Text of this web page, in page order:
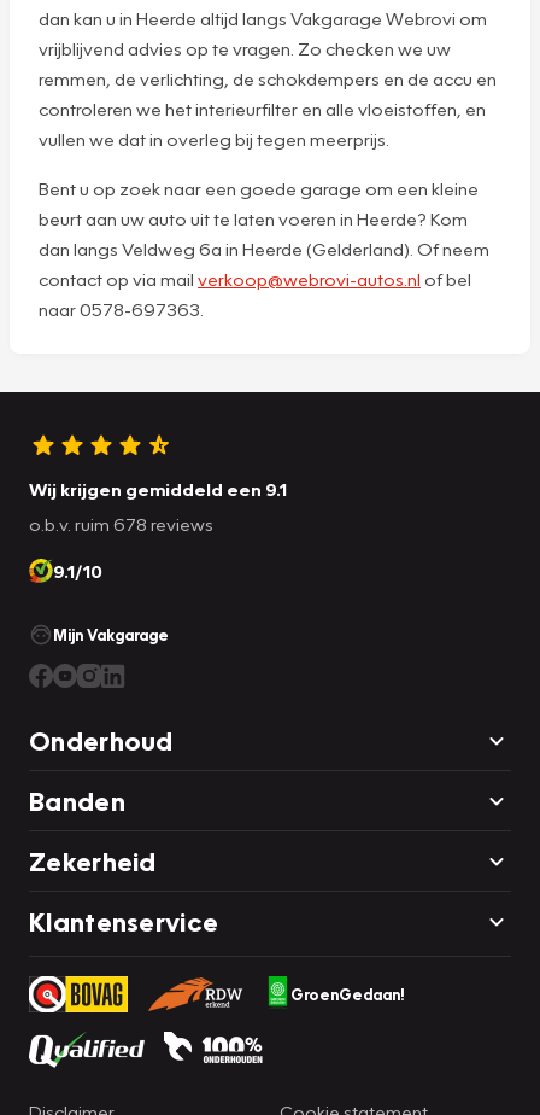
dan kan u in Heerde altijd langs Vakgarage Webrovi om
vrijblijvend advies op te vragen. Zo checken we uw
remmen, de verlichting, de schokdempers en de accu en
controleren we het interieurfilter en alle vloeistoffen, en
vullen we dat in overleg bij tegen meerprijs.
Bent u op zoek naar een goede garage om een kleine
beurt aan uw auto uit te laten voeren in Heerde? Kom
dan langs Veldweg 6a in Heerde (Gelderland). Of neem
contact op via mail verkoop@webrovi-autos.nl of bel
naar 0578-697363.
Wij krijgen gemiddeld een 9.1
o.b.v. ruim 678 reviews
9.1/10
Mijn Vakgarage
Onderhoud
Banden
Zekerheid
Klantenservice
GroenGedaan!